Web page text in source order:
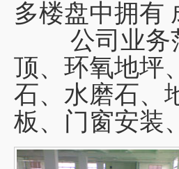
多楼盘中拥有
公司业务
顶、环氧地坪
石、水磨石、
板、门窗安装